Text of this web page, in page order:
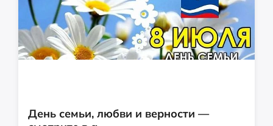
День семьи, любви и верности —